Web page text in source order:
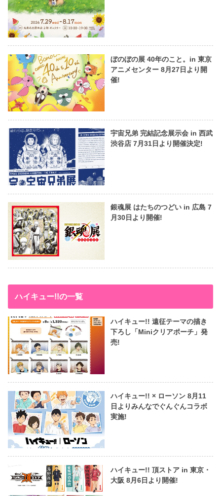
ぼのぼの展 40年のこと。in 東京
アニメセンター 8月27日より開
催!
宇宙兄弟 完結記念展示会 in 西武
渋谷店 7月31日より開催決定!
銀魂展 はたちのつどい in 広島 7
月30日より開催!
ハイキュー!!の一覧
ハイキュー!! 遠征テーマの描き
下ろし「Miniクリアポーチ」発
売!
ハイキュー!! × ローソン 8月11
日よりみんなでぐんぐんコラボ
実施!
ハイキュー!! 頂ストア in 東京・
大阪 8月6日より開催!